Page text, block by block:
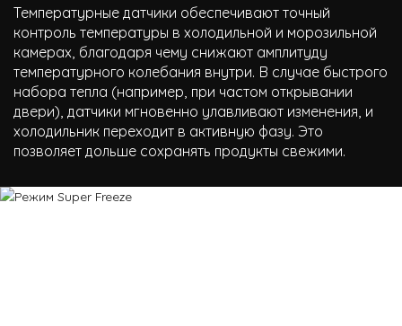
Температурные датчики обеспечивают точный
контроль температуры в холодильной и морозильной
камерах, благодаря чему снижают амплитуду
температурного колебания внутри. В случае быстрого
набора тепла (например, при частом открывании
двери), датчики мгновенно улавливают изменения, и
холодильник переходит в активную фазу. Это
позволяет дольше сохранять продукты свежими.